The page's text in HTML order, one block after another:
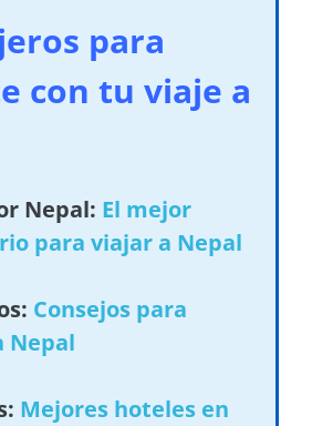
para
con tu viaje a
Nepal: El mejor
para viajar a Nepal
Consejos para
Nepal
Mejores hoteles en